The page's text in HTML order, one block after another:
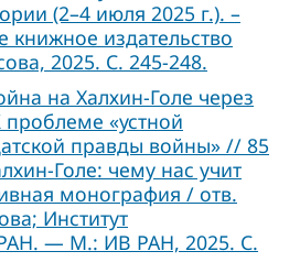
(2–4 июля 2025 г.). –
книжное издательство
2025. С. 245-248.
на Халхин-Голе через
«устной
правды войны» // 85
Голе: чему нас учит
монография / отв.
Институт
— М.: ИВ РАН, 2025. С.